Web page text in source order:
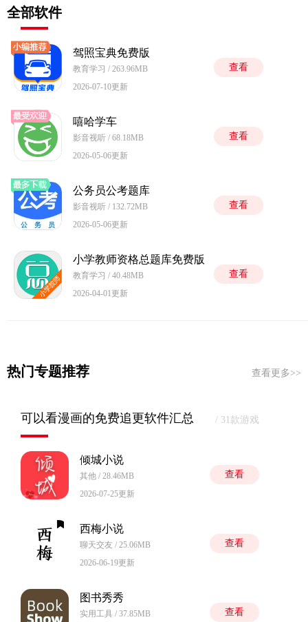
全部软件
驾照宝典免费版
教育学习 / 263.96MB
2026-07-10更新
查看
嘻哈学车
影音视听 / 68.18MB
2026-05-06更新
查看
公务员公考题库
影音视听 / 132.72MB
2026-05-06更新
查看
小学教师资格总题库免费版
教育学习 / 40.48MB
2026-04-01更新
查看
热门专题推荐 查看更多>>
可以看漫画的免费追更软件汇总 / 31款游戏
倾城小说
其他 / 28.46MB
2026-07-25更新
查看
西梅小说
聊天交友 / 25.06MB
2026-06-19更新
查看
图书秀秀
实用工具 / 37.85MB
查看